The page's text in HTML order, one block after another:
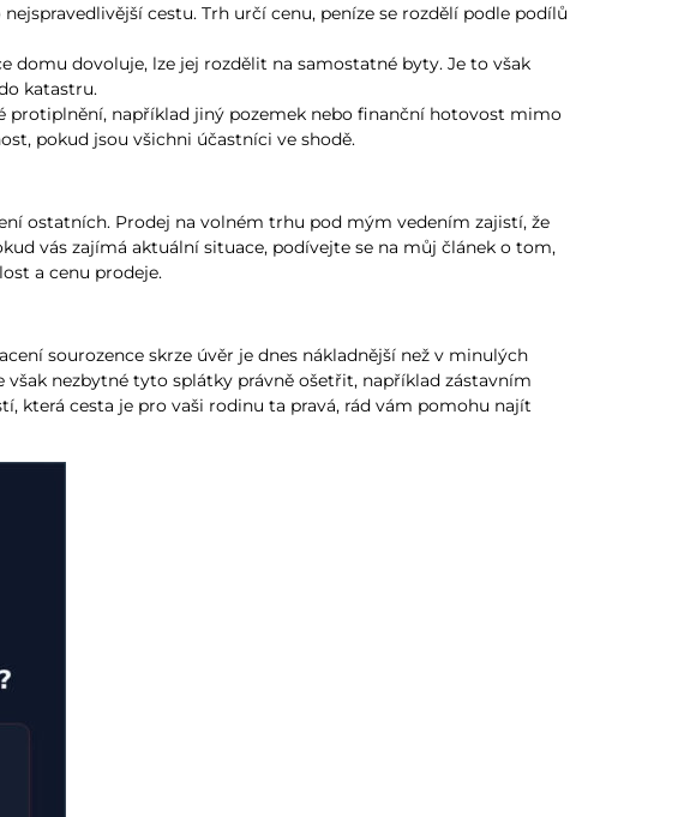
cestu. Trh určí cenu, peníze se rozdělí podle podílů
domu dovoluje, lze jej rozdělit na samostatné byty. Je to však
katastru.
protiplnění, například jiný pozemek nebo finanční hotovost mimo
pokud jsou všichni účastníci ve shodě.
ostatních. Prodej na volném trhu pod mým vedením zajistí, že
vás zajímá aktuální situace, podívejte se na můj článek o tom,
a cenu prodeje.
sourozence skrze úvěr je dnes nákladnější než v minulých
nezbytné tyto splátky právně ošetřit, například zástavním
která cesta je pro vaši rodinu ta pravá, rád vám pomohu najít